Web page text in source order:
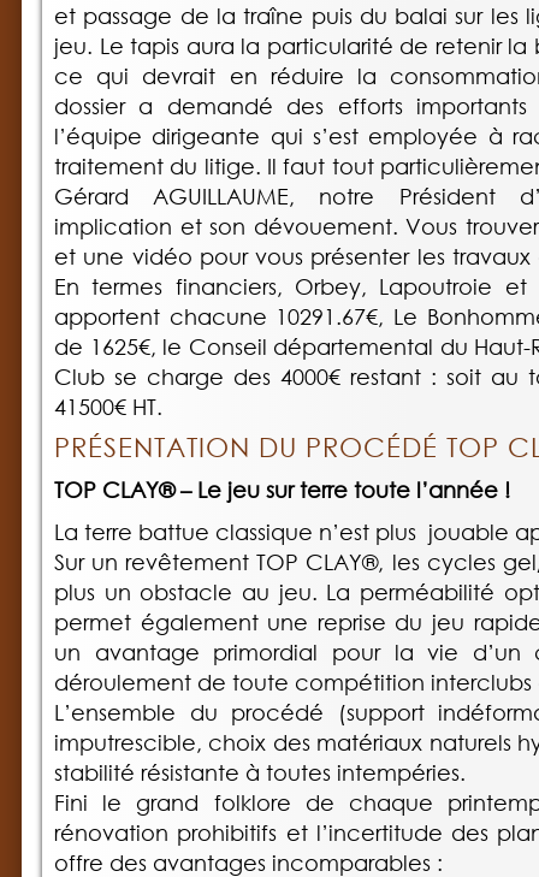
et passage de la traîne puis du balai sur les
jeu. Le tapis aura la particularité de retenir
ce qui devrait en réduire la
dossier a demandé des efforts importants
l’équipe dirigeante qui s’est employée à
traitement du litige. Il faut tout
Gérard AGUILLAUME, notre Président
implication et son dévouement. Vous
et une vidéo pour vous présenter les
En termes financiers, Orbey, Lapoutroie et
apportent chacune 10291.67€, Le
de 1625€, le Conseil départemental du Haut-
Club se charge des 4000€ restant : soit au
41500€ HT.
PRÉSENTATION DU PROCÉDÉ TOP
TOP CLAY® – Le jeu sur terre toute l’année !
La terre battue classique n’est plus jouable
Sur un revêtement TOP CLAY®, les cycles
plus un obstacle au jeu. La perméabilité
permet également une reprise du jeu
un avantage primordial pour la vie
déroulement de toute compétition
L’ensemble du procédé (support
imputrescible, choix des matériaux naturels
stabilité résistante à toutes intempéries.
Fini le grand folklore de chaque
rénovation prohibitifs et l’incertitude des
offre des avantages incomparables :